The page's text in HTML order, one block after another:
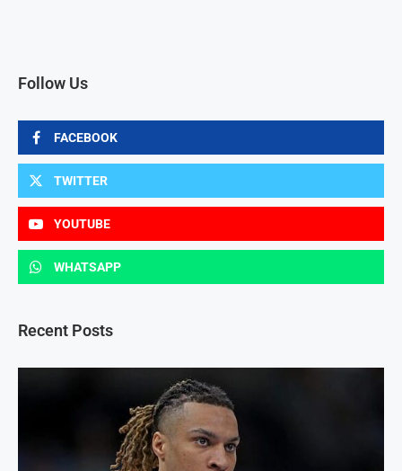
Follow Us
FACEBOOK
TWITTER
YOUTUBE
WHATSAPP
Recent Posts